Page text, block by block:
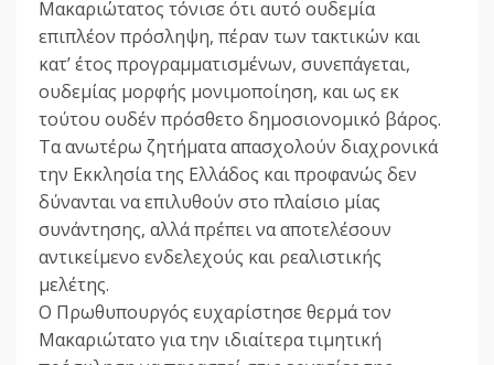
Μακαριώτατος τόνισε ότι αυτό ουδεμία
επιπλέον πρόσληψη, πέραν των τακτικών και
κατ’ έτος προγραμματισμένων, συνεπάγεται,
ουδεμίας μορφής μονιμοποίηση, και ως εκ
τούτου ουδέν πρόσθετο δημοσιονομικό βάρος.
Τα ανωτέρω ζητήματα απασχολούν διαχρονικά
την Εκκλησία της Ελλάδος και προφανώς δεν
δύνανται να επιλυθούν στο πλαίσιο μίας
συνάντησης, αλλά πρέπει να αποτελέσουν
αντικείμενο ενδελεχούς και ρεαλιστικής
μελέτης.
Ο Πρωθυπουργός ευχαρίστησε θερμά τον
Μακαριώτατο για την ιδιαίτερα τιμητική